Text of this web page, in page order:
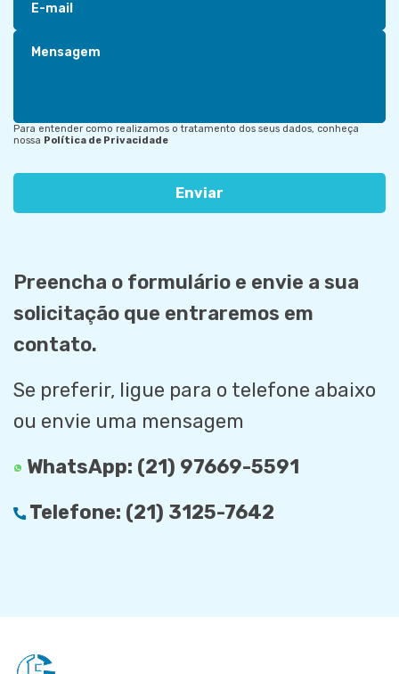
E-mail
Mensagem
Para entender como realizamos o tratamento dos seus dados, conheça
nossa Política de Privacidade
Preencha o formulário e envie a sua
solicitação que entraremos em
contato.
Se preferir, ligue para o telefone abaixo
ou envie uma mensagem
WhatsApp: (21) 97669-5591
Telefone: (21) 3125-7642